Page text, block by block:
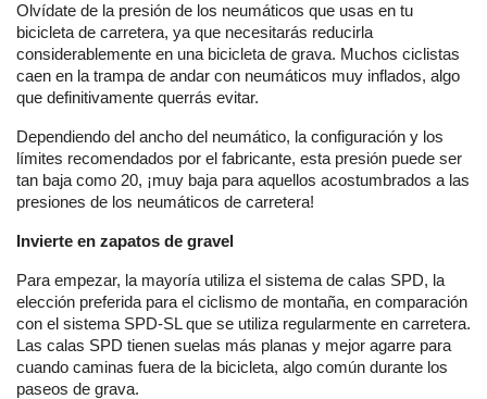
Olvídate de la presión de los neumáticos que usas en tu
bicicleta de carretera, ya que necesitarás reducirla
considerablemente en una bicicleta de grava. Muchos ciclistas
caen en la trampa de andar con neumáticos muy inflados, algo
que definitivamente querrás evitar.
Dependiendo del ancho del neumático, la configuración y los
límites recomendados por el fabricante, esta presión puede ser
tan baja como 20, ¡muy baja para aquellos acostumbrados a las
presiones de los neumáticos de carretera!
Invierte en zapatos de gravel
Para empezar, la mayoría utiliza el sistema de calas SPD, la
elección preferida para el ciclismo de montaña, en comparación
con el sistema SPD-SL que se utiliza regularmente en carretera.
Las calas SPD tienen suelas más planas y mejor agarre para
cuando caminas fuera de la bicicleta, algo común durante los
paseos de grava.